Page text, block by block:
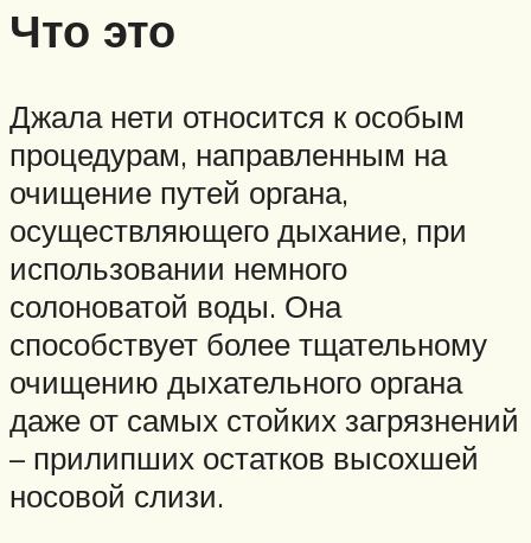
Что это
Джала нети относится к особым
процедурам, направленным на
очищение путей органа,
осуществляющего дыхание, при
использовании немного
солоноватой воды. Она
способствует более тщательному
очищению дыхательного органа
даже от самых стойких загрязнений
– прилипших остатков высохшей
носовой слизи.